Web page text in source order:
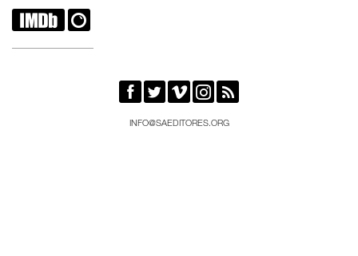
 
    
INFO@SAEDITORES.ORG